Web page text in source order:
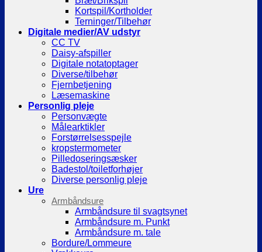
Kortspil/Kortholder
Terninger/Tilbehør
Digitale medier/AV udstyr
CC TV
Daisy-afspiller
Digitale notatoptager
Diverse/tilbehør
Fjernbetjening
Læsemaskine
Personlig pleje
Personvægte
Målearktikler
Forstørrelsesspejle
kropstermometer
Pilledoseringsæsker
Badestol/toiletforhøjer
Diverse personlig pleje
Ure
Armbåndsure
Armbåndsure til svagtsynet
Armbåndsure m. Punkt
Armbåndsure m. tale
Bordure/Lommeure